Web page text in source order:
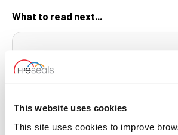
This website uses cookies
This site uses cookies to improve
What to read next...
Clicca per leggere l'articolo completo